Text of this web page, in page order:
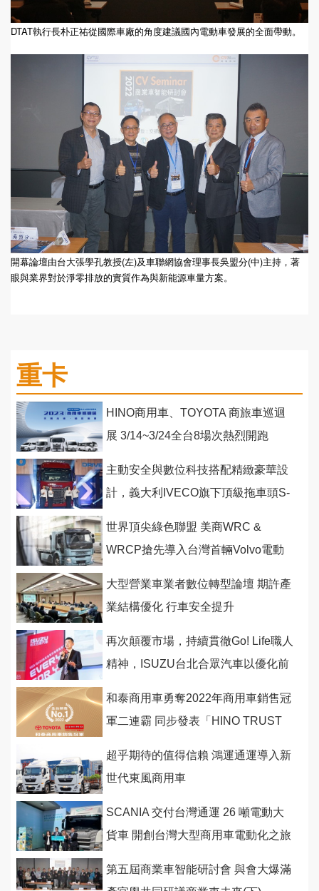
DTAT執行長朴正祐從國際車廠的角度建議國內電動車發展的全面帶動。
開幕論壇由台大張學孔教授(左)及車聯網協會理事長吳盟分(中)主持，著
眼與業界對於淨零排放的實質作為與新能源車量方案。
重卡
HINO商用車、TOYOTA 商旅車巡迴
展 3/14~3/24全台8場次熱烈開跑
主動安全與數位科技搭配精緻豪華設
計，義大利IVECO旗下頂級拖車頭S-
世界頂尖綠色聯盟 美商WRC &
WRCP搶先導入台灣首輛Volvo電動
大型營業車業者數位轉型論壇 期許產
業結構優化 行車安全提升
再次顛覆市場，持續貫徹Go! Life職人
精神，ISUZU台北合眾汽車以優化前
和泰商用車勇奪2022年商用車銷售冠
軍二連霸 同步發表「HINO TRUST
超乎期待的值得信賴 鴻運通運導入新
世代東風商用車
SCANIA 交付台灣通運 26 噸電動大
貨車 開創台灣大型商用車電動化之旅
第五屆商業車智能研討會 與會大爆滿